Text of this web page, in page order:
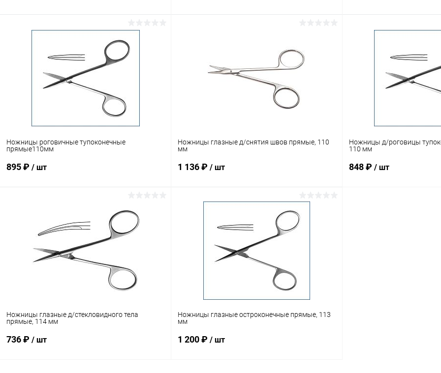
Купить в 1 клик Сравнение
В избранное
Сравнение
В избранное
Купить в 1 клик
В избранное
Ножницы роговичные тупоконечные
прямые110мм
895 ₽ / шт
Купить в 1 клик Сравнение
В избранное
Ножницы глазные д/снятия швов прямые, 110
мм
1 136 ₽ / шт
Сравнение
В избранное
Ножницы д/роговицы
110 мм
848 ₽ / шт
Ножницы глазные д/стекловидного тела
прямые, 114 мм
736 ₽ / шт
Ножницы глазные остроконечные прямые, 113
мм
1 200 ₽ / шт